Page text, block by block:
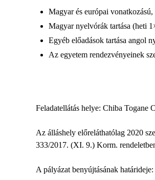
Magyar és európai
Magyar nyelvórák tartása (heti
Egyéb előadások tartása angol
Az egyetem rendezvényeinek
Feladatellátás helye: Chiba Togane
Az álláshely előreláthatólag 2020
333/2017. (XI. 9.) Korm.
A pályázat benyújtásának határideje: